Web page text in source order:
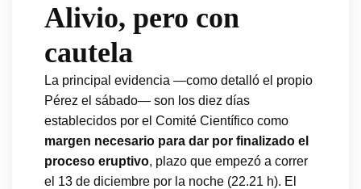
Alivio, pero con
cautela
La principal evidencia —como detalló el propio
Pérez el sábado— son los diez días
establecidos por el Comité Científico como
margen necesario para dar por finalizado el
proceso eruptivo, plazo que empezó a correr
el 13 de diciembre por la noche (22.21 h). El